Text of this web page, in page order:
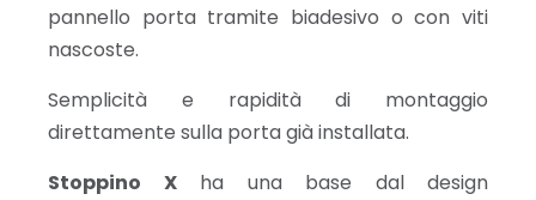
pannello porta tramite biadesivo o con viti
nascoste.
Semplicità e rapidità di montaggio
direttamente sulla porta già installata.
Stoppino Xha una base dal design